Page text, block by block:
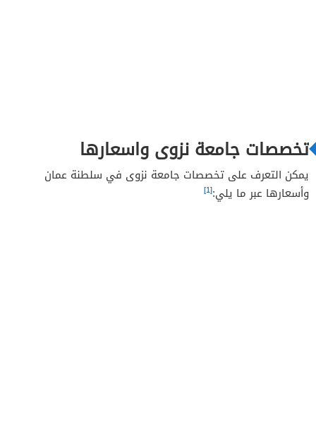
تخصصات جامعة نزوى واسعارها
يمكن التعرف على تخصصات جامعة نزوى في سلطنة عمان
وأسعارها عبر ما يلي:[1]